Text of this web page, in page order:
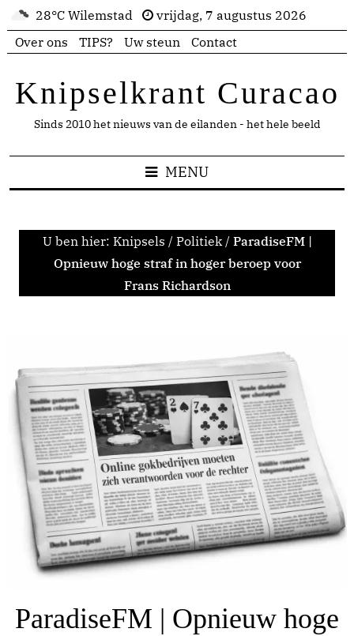
28°C Wilemstad
vrijdag, 7 augustus 2026
Over ons
TIPS? Uw steun Contact
Knipselkrant Curacao
Sinds 2010 het nieuws van de eilanden - het hele beeld
MENU
U ben hier: Knipsels / Politiek / ParadiseFM |
Opnieuw hoge straf in hoger beroep voor
Frans Richardson
ParadiseFM | Opnieuw hoge